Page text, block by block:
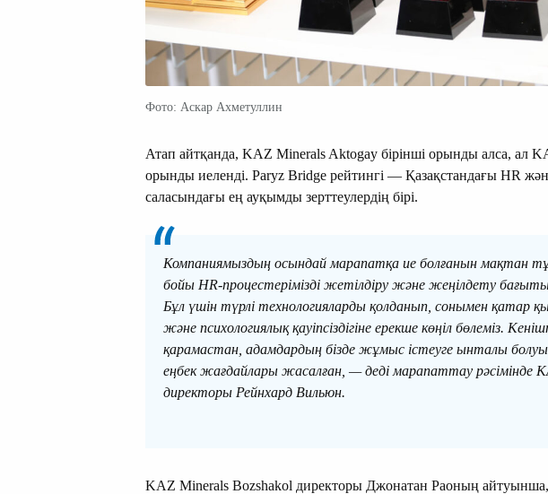
Фото: Аскар Ахметуллин
Атап айтқанда, KAZ Minerals Aktogay бірінші орынды алса, ал
орынды иеленді. Paryz Bridge рейтингі — Қазақстандағы HR
саласындағы ең ауқымды зерттеулердің бірі.
Компаниямыздың осындай марапатқа ие болғанын мақтан
бойы HR-процестерімізді жетілдіру және жеңілдету
Бұл үшін түрлі технологияларды қолданып, сонымен қатар
және психологиялық қауіпсіздігіне ерекше көңіл бөлеміз.
қарамастан, адамдардың бізде жұмыс істеуге ынталы
еңбек жағдайлары жасалған, — деді марапаттау рәсімінде
директоры Рейнхард Вильюн.
KAZ Minerals Bozshakol директоры Джонатан Раоның айтуынша,